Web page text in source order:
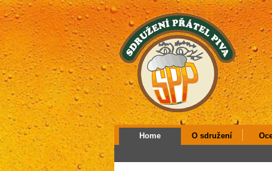
Home O sdružení